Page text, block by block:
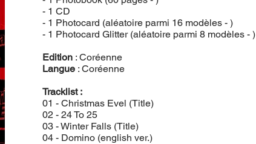
- 1 CD
- 1 Photocard (aléatoire parmi 16 modèles - )
- 1 Photocard Glitter (aléatoire parmi 8 modèles - )
Edition : Coréenne
Langue : Coréenne
Tracklist :
01 - Christmas Evel (Title)
02 - 24 To 25
03 - Winter Falls (Title)
04 - Domino (english ver.)